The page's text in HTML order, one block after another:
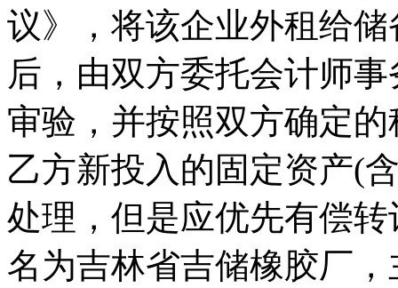
议》，将该企业外租给
后，由双方委托会计师
审验，并按照双方确定
乙方新投入的固定资产(
处理，但是应优先有偿
名为吉林省吉储橡胶厂